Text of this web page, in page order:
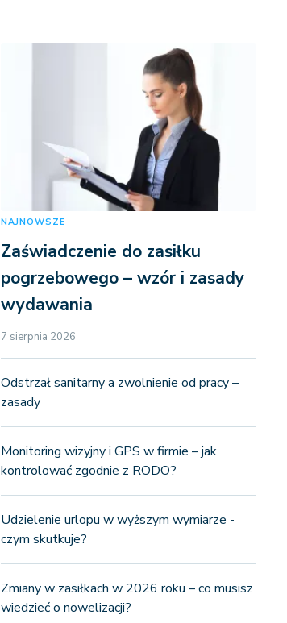
NAJNOWSZE
Zaświadczenie do zasiłku
pogrzebowego – wzór i zasady
wydawania
7 sierpnia 2026
Odstrzał sanitarny a zwolnienie od pracy –
zasady
Monitoring wizyjny i GPS w firmie – jak
kontrolować zgodnie z RODO?
Udzielenie urlopu w wyższym wymiarze -
czym skutkuje?
Zmiany w zasiłkach w 2026 roku – co musisz
wiedzieć o nowelizacji?